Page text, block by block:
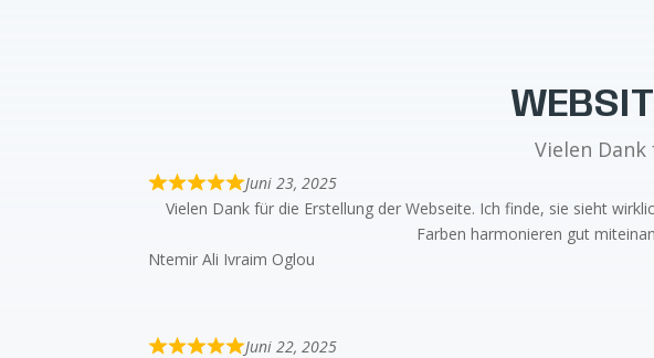
Vielen
Juni 23, 2025
Vielen Dank für die Erstellung der Webseite. Ich finde, sie sieht
Farben harmonieren gut
Ntemir Ali Ivraim Oglou
Juni 22, 2025